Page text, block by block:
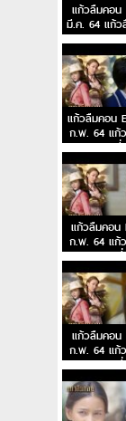
แก้วลืมคอน
มี.ค. 64 แก้
แก้วลืมคอน
ก.พ. 64 แก้
ที่
แก้วลืมคอน
ก.พ. 64 แก้
แก้วลืมคอน
ก.พ. 64 แก้